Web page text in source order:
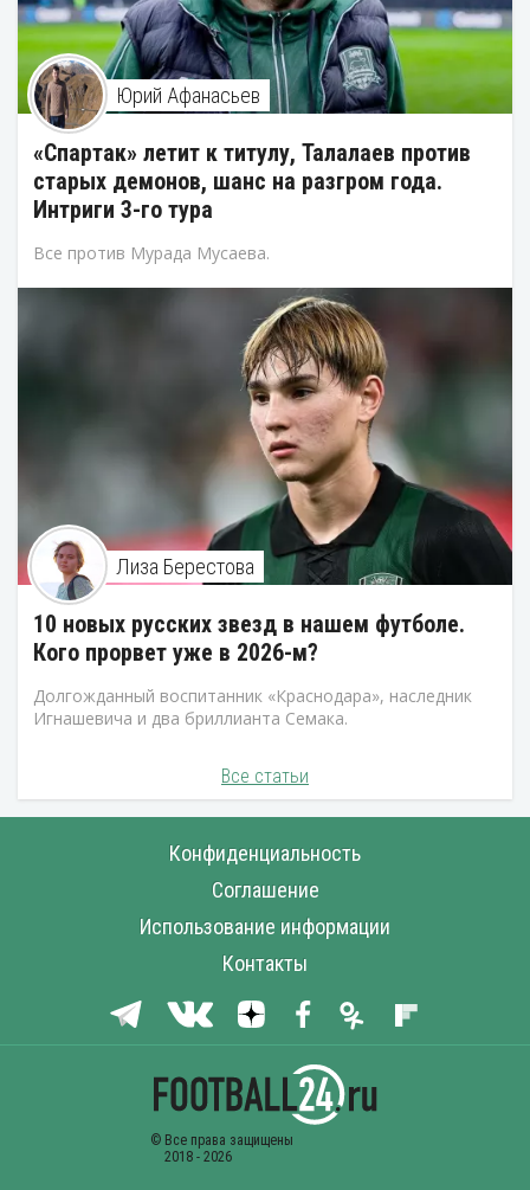
Юрий Афанасьев
«Спартак» летит к титулу, Талалаев против
старых демонов, шанс на разгром года.
Интриги 3-го тура
Все против Мурада Мусаева.
Лиза Берестова
10 новых русских звезд в нашем футболе.
Кого прорвет уже в 2026-м?
Долгожданный воспитанник «Краснодара», наследник
Игнашевича и два бриллианта Семака.
Все статьи
Конфиденциальность
Соглашение
Использование информации
Контакты